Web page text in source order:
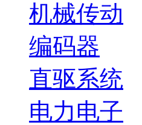
机械传动
编码器
直驱系统
电力电子